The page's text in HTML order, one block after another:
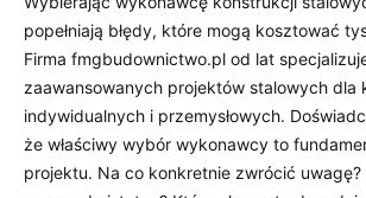
popełniają błędy, które mogą kosztować
Firma fmgbudownictwo.pl od lat
zaawansowanych projektów stalowych dla
indywidualnych i przemysłowych.
że właściwy wybór wykonawcy to
projektu. Na co konkretnie zwrócić